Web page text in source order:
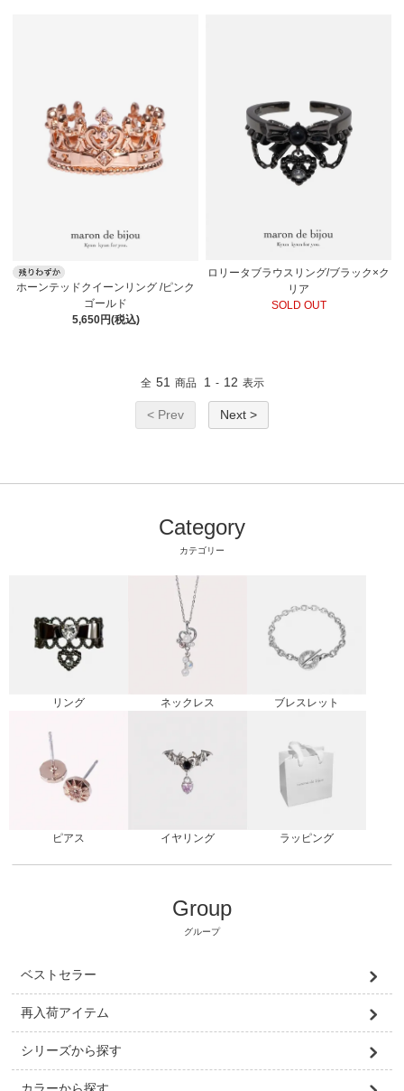
ホーンテッドクイーンリング /ピンク
ゴールド
5,650円(税込)
ロリータブラウスリング/ブラック×ク
リア
SOLD OUT
全 51 商品 1 - 12 表示
< Prev Next >
Category
カテゴリー
リング ネックレス ブレスレット
ピアス イヤリング ラッピング
Group
グループ
ベストセラー
再入荷アイテム
シリーズから探す